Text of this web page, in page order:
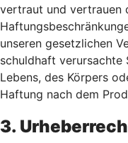
vertraut und vertrauen
unseren gesetzlichen
schuldhaft verursachte
Lebens, des Körpers
Haftung nach dem
3.